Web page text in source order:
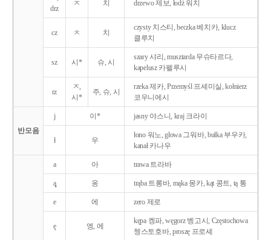
drz
ㅈ 치 drzewo 제보, łodż 워치
cz ㅊ 치
czysty 치스티, beczka 베치카, klucz
클루치
sz 시* 슈, 시
szary 샤리, musztarda 무슈타르다,
kapelusz 카펠루시
rz
ㅈ,
시*
주, 슈, 시
rzeka 제카, Przemyśl 프셰미실, kołnierz
코우니에시
반모음
j 이* jasny 야스니, kraj 크라이
ł 우
łono 워노, głowa 그워바, bułka 부우카,
kanał 카나우
a 아 trawa 트라바
ą̨ 옹 trąba 트롱바, mąka 몽카, kąt 콩트, tą 통
e 에 zero 제로
ę 엥, 에
kępa 켕파, węgorz 벵고시, Częstochowa
쳉스토호바, proszę 프로셰